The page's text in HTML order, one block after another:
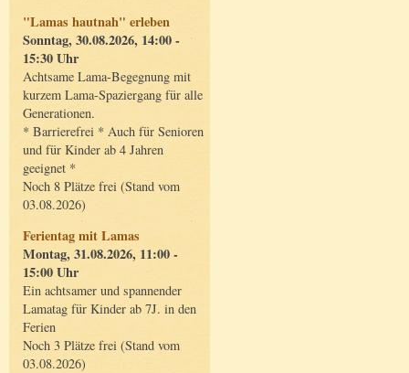
"Lamas hautnah" erleben
Sonntag, 30.08.2026, 14:00 -
15:30 Uhr
Achtsame Lama-Begegnung mit
kurzem Lama-Spaziergang für alle
Generationen.
* Barrierefrei * Auch für Senioren
und für Kinder ab 4 Jahren
geeignet *
Noch 8 Plätze frei (Stand vom
03.08.2026)
Ferientag mit Lamas
Montag, 31.08.2026, 11:00 -
15:00 Uhr
Ein achtsamer und spannender
Lamatag für Kinder ab 7J. in den
Ferien
Noch 3 Plätze frei (Stand vom
03.08.2026)